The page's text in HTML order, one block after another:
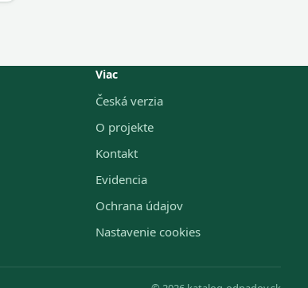
Viac
Česká verzia
O projekte
Kontakt
Evidencia
Ochrana údajov
Nastavenie cookies